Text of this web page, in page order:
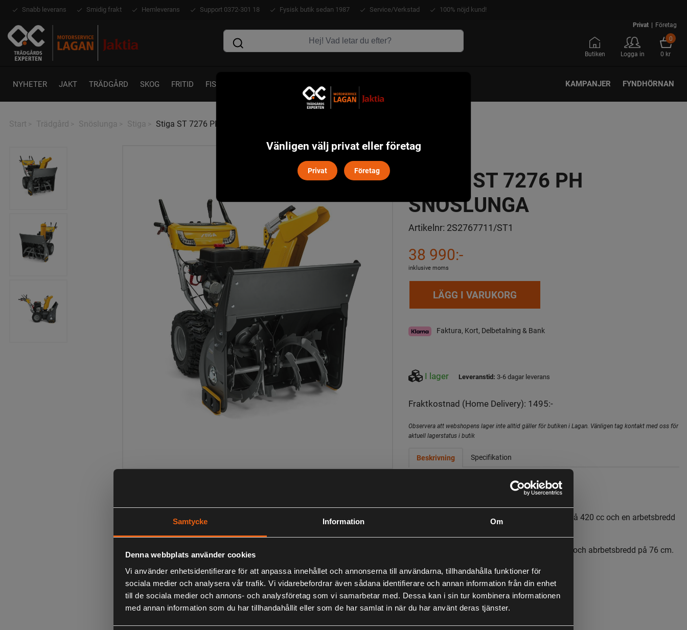
Samtycke Information Om
Denna webbplats använder cookies
Vi använder enhetsidentifierare för att anpassa innehållet och annonserna till användarna, tillhandahålla funktioner för
sociala medier och analysera vår trafik. Vi vidarebefordrar även sådana identifierare och annan information från din enhet
till de sociala medier och annons- och analysföretag som vi samarbetar med. Dessa kan i sin tur kombinera informationen
med annan information som du har tillhandahållit eller som de har samlat in när du har använt deras tjänster.
Snabb leverans Smidig frakt Hemleverans Support 0372-301 18 Fysisk butik sedan 1987 Service/Verkstad 100% nöjd kund!
Privat | Företag
Butiken Logga in
0
0 kr
NYHETER JAKT TRÄDGÅRD SKOG FRITID FISKE KAMPANJER FYNDHÖRNAN
Start > Trädgård > Snöslunga > Stiga > Stiga ST 7276 PH Snöslunga
STIGA ST 7276 PH
SNÖSLUNGA
Artikelnr: 2S2767711/ST1
38 990:-
inklusive moms
LÄGG I VARUKORG
Faktura, Kort, Delbetalning & Bank
I lager Leveranstid: 3-6 dagar leverans
Fraktkostnad (Home Delivery): 1495:-
Observera att webshopens lager inte alltid gäller för butiken i Lagan. Vänligen tag kontakt med oss för
aktuell lagerstatus i butik
Beskrivning Specifikation
Tvåstegsslunga med en STIGA bensinmotor på 420 cc och en arbetsbredd
- Tvåstegsslunga med en STIGA bensinmotor och abrbetsbredd på 76 cm.
- Snöslunga med tvåstegssystem
- 76 cm arbetsbredd
- Hydrostatisk Pro transmission
- Elektrisk justering av utkast och deflektor.
Vänligen välj privat eller företag
Privat Företag